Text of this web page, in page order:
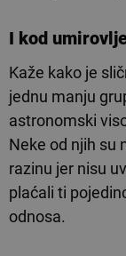
I kod
Kaže kako je
jednu manju
astronomski
Neke od njih su
razinu jer nisu
plaćali ti
odnosa.